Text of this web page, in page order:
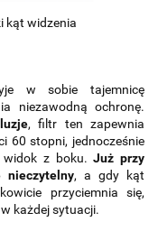
kąt widzenia
w sobie tajemnicę
niezawodną ochronę.
, filtr ten zapewnia
60 stopni, jednocześnie
widok z boku.Już przy
nieczytelny, a gdy kąt
przyciemnia się,
każdej sytuacji.